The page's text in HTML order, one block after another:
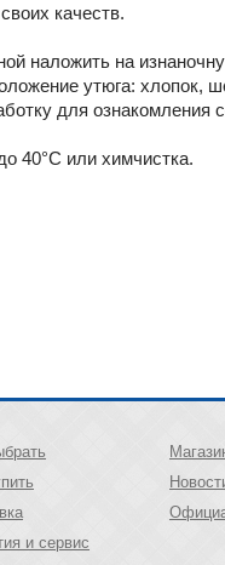
качеств.
наложить на
утюга: хлопок,
для ознакомления
40°C или химчистка.
и сервис